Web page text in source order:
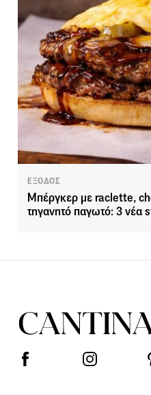
ΕΞΟΔΟΣ
Μπέργκερ με raclette,
τηγανητό παγωτό: 3 νέα